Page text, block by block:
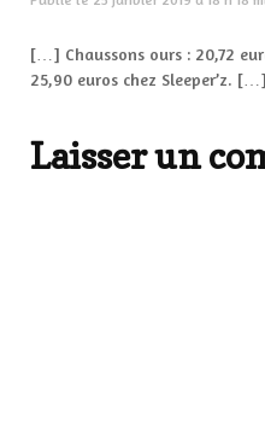
[…] Chaussons ours : 20,72
25,90 euros chez Sleeper’z. […]
Laisser un